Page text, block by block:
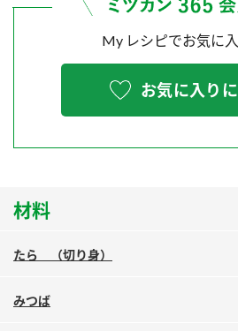
スペシャルサイト
お酢を知ろう！
すしラボ
ぽん酢サワー
鍋奉行マニュアル
ミツカンのCM
人気商品 ＋ おすすめレシピ
各部門が大切にしてい
キッザニア東京「ぽん酢
販売終了製品のご案内
よくあるご質問
地図から取り扱い店舗を探す
My レシピでお気に
お気に入り
材料
たら （切り身）
みつば